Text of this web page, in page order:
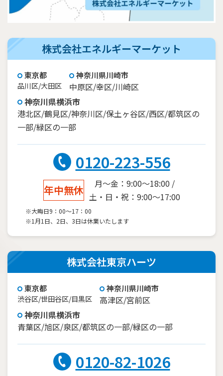
株式会社エネルギーマーケット
東京都
品川区/大田区
神奈川県川崎市
中原区/幸区/川崎区
神奈川県横浜市
港北区/鶴見区/神奈川区/保土ヶ谷区/西区/都筑区の
一部/緑区の一部
0120-223-556
年中無休
月～金：9:00～18:00 /
土・日・祝：9:00～17:00
※大晦日9：00～17：00
※1月1日、2日、3日は休業いたします
株式会社東京ハーツ
東京都
渋谷区/世田谷区/目黒区
神奈川県川崎市
高津区/宮前区
神奈川県横浜市
青葉区/旭区/泉区/都筑区の一部/緑区の一部
0120-82-1026